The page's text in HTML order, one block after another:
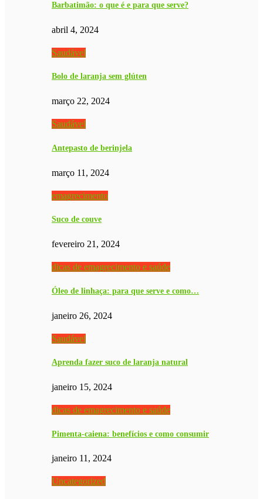
Barbatimão: o que é e para que serve?
abril 4, 2024
Saudável
Bolo de laranja sem glúten
março 22, 2024
Saudável
Antepasto de berinjela
março 11, 2024
emagrecimento
Suco de couve
fevereiro 21, 2024
dicas de emagrecimento e saúde
Óleo de linhaça: para que serve e como…
janeiro 26, 2024
Saudável
Aprenda fazer suco de laranja natural
janeiro 15, 2024
dicas de emagrecimento e saúde
Pimenta-caiena: benefícios e como consumir
janeiro 11, 2024
Uncategorized